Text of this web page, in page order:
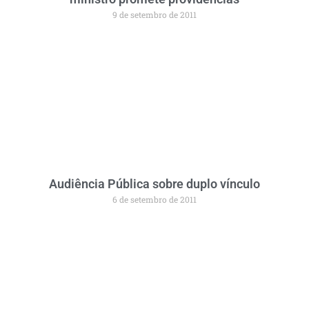
9 de setembro de 2011
Audiência Pública sobre duplo vínculo
6 de setembro de 2011